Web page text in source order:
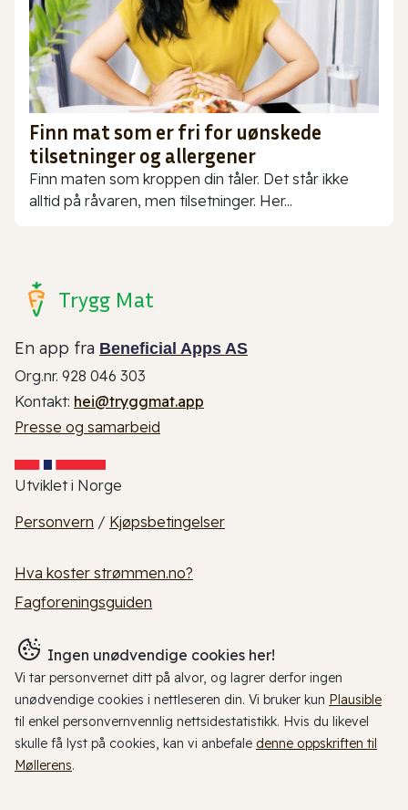
Finn mat som er fri for uønskede
tilsetninger og allergener
Finn maten som kroppen din tåler. Det står ikke
alltid på råvaren, men tilsetninger. Her...
Trygg Mat
En app fra Beneficial Apps AS
Org.nr. 928 046 303
Kontakt: hei@tryggmat.app
Presse og samarbeid
Utviklet i Norge
Personvern / Kjøpsbetingelser
Hva koster strømmen.no?
Fagforeningsguiden
Ingen unødvendige cookies her!
Vi tar personvernet ditt på alvor, og lagrer derfor ingen
unødvendige cookies i nettleseren din. Vi bruker kun Plausible
til enkel personvernvennlig nettsidestatistikk. Hvis du likevel
skulle få lyst på cookies, kan vi anbefale denne oppskriften til
Møllerens.